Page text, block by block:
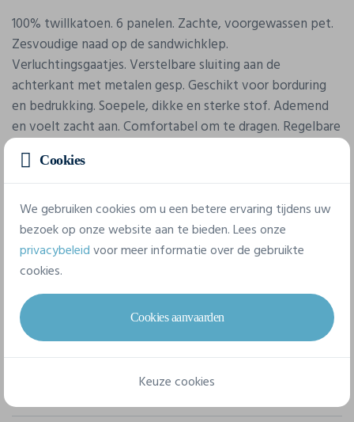
100% twillkatoen. 6 panelen. Zachte, voorgewassen pet.
Zesvoudige naad op de sandwichklep.
Verluchtingsgaatjes. Verstelbare sluiting aan de
achterkant met metalen gesp. Geschikt voor borduring
en bedrukking. Soepele, dikke en sterke stof. Ademend
en voelt zacht aan. Comfortabel om te dragen. Regelbare
en aanpasbare maat.
Eigenschappen
Merk
Result
Referentie
RC054X
Cookies
We gebruiken cookies om u een betere ervaring tijdens uw
bezoek op onze website aan te bieden. Lees onze
privacybeleidvoor meer informatie over de gebruikte
cookies.
Cookies aanvaarden
Keuze cookies